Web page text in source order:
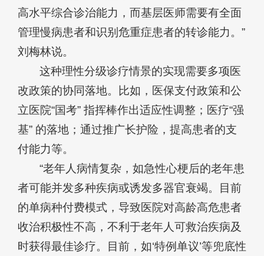
高水平综合诊治能力，而基层医师需要有全面
管理慢病患者和识别危重症患者的转诊能力。”
刘梅林说。
这种理性分级诊疗情景的实现需要多项医
改政策的协同落地。比如，医保支付政策和公
立医院“国考” 指挥棒作出适应性调整；医疗“强
基” 的落地；通过推广长护险，提高患者的支
付能力等。
“老年人病情复杂，如急性心梗后的老年患
者可能并发多种疾病或诱发多器官衰竭。目前
的单病种付费模式，导致医院对高龄高危患者
收治积极性不高，不利于老年人可救治疾病及
时获得最佳诊疗。目前，如‘特例单议’等兜底性